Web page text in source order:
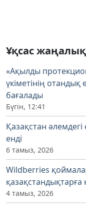
Ұқсас жаңалық
«Ақылды
үкіметінің отандық
бағалады
Бүгін, 12:41
Қазақстан
енді
6 тамыз, 2026
Wildberries
қазақстандықтарға
4 тамыз, 2026